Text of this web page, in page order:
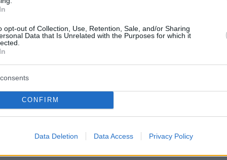
opt-out of Collection, Use, Retention, Sale, and/or Sharing
Data that Is Unrelated with the Purposes for which it
CONFIRM
Data Deletion Data Access Privacy Policy
ΕιδήσειςΔημοφιλή
– Όλες οι
Φωτιά στη Σητεία στην περιοχή
νερό; Τι πρέπει να προσέξουμε με
πριν μία ώρα